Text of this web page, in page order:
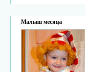
Малыш месяца